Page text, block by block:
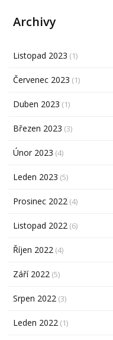
Archivy
Listopad 2023 (1)
Červenec 2023 (1)
Duben 2023 (1)
Březen 2023 (3)
Únor 2023 (4)
Leden 2023 (5)
Prosinec 2022 (4)
Listopad 2022 (6)
Říjen 2022 (4)
Září 2022 (5)
Srpen 2022 (3)
Leden 2022 (1)